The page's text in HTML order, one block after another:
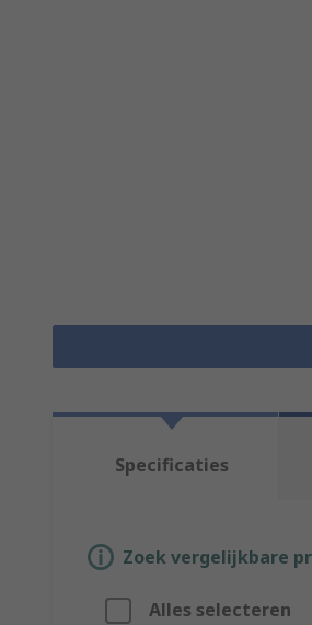
Specificaties
Zoek vergelijkbare
Alles selecteren